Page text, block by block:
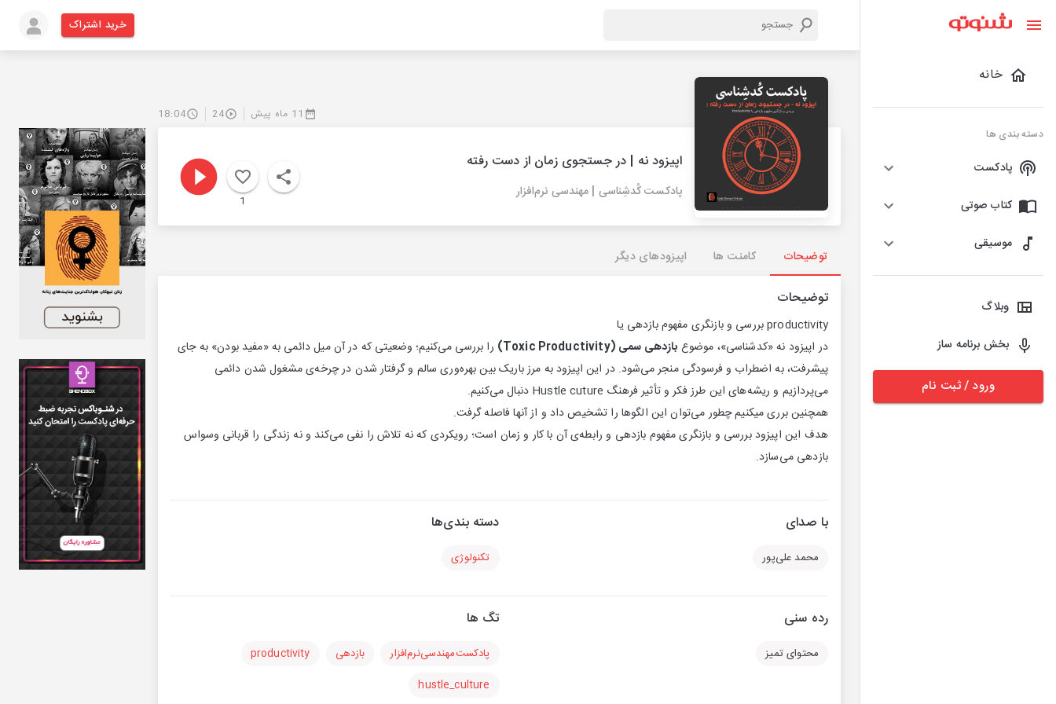
خانه
دسته بندی ها
پادکست
کتاب صوتی
موسیقی
وبلاگ
بخش برنامه ساز
ورود / ثبت نام
خرید اشتراک
11 ماه پیش 24
18:04
اپیزود نه | در جستجوی زمان از دست رفته
پادکست کُد‌شِناسی | مهندسی‌ نرم‌افزار
1
توضیحات کامنت ها اپیزودهای دیگر
توضیحات
productivity بررسی و بازنگری مفهوم بازدهی یا
در اپیزود نه «کدشناسی»، موضوع بازدهی سمی (Toxic Productivity)
را بررسی می‌کنیم؛ وضعیتی که در آن میل دائمی به «مفید بودن» به جای
پیشرفت، به اضطراب و فرسودگی منجر می‌شود. در این اپیزود به مرز باریک بین بهره‌وری سالم و گرفتار شدن در چرخه‌ی مشغول شدن دائمی
می‌پردازیم و ریشه‌های این طرز فکر و تأثیر فرهنگ ‌Hustle cuture دنبال می‌کنیم.
همچنین برری میکنیم چطور می‌توان این الگوها را تشخیص داد و از آنها فاصله گرفت.
هدف این اپیزود بررسی و بازنگری مفهوم بازدهی و رابطه‌ی آن با کار و زمان است؛ رویکردی که نه تلاش را نفی می‌کند و نه زندگی را قربانی وسواس
بازدهی می‌سازد.
با صدای
محمد علی‌پور
دسته بندی‌ها
تکنولوژی
رده سنی
محتوای تمیز
تگ ها
پادکست‌مهندسی‌نرم‌افزار بازدهی
productivity
hustle_culture